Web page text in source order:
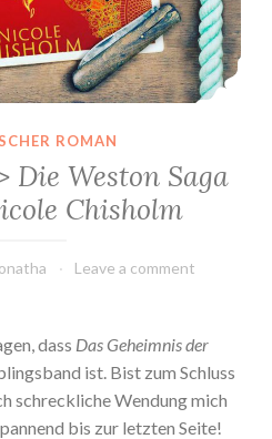
ROMAN
Die Weston Saga
Chisholm
Leave a comment
dass Das Geheimnis der
ist. Bist zum Schluss
schreckliche Wendung mich
bis zur letzten Seite!